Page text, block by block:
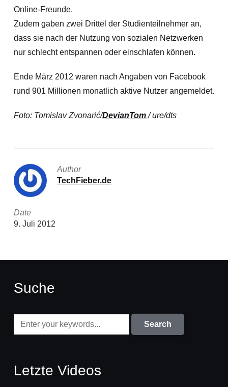
Online-Freunde.
Zudem gaben zwei Drittel der Studienteilnehmer an,
dass sie nach der Nutzung von sozialen Netzwerken
nur schlecht entspannen oder einschlafen können.
Ende März 2012 waren nach Angaben von Facebook
rund 901 Millionen monatlich aktive Nutzer angemeldet.
Foto: Tomislav Zvonarić/DevianTom/ ure/dts
Author
TechFieber.de
Date
9. Juli 2012
Suche
Letzte Videos